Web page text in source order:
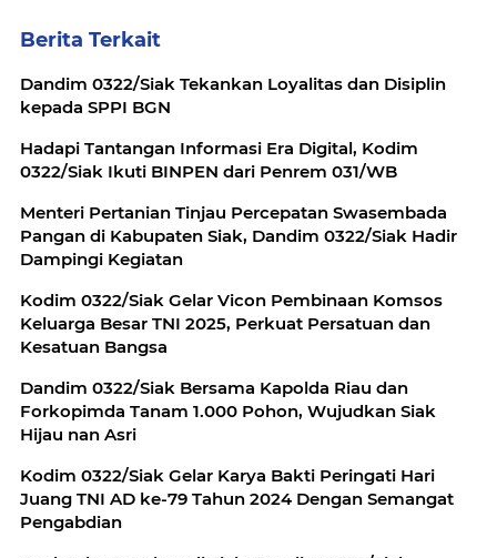
Berita Terkait
Dandim 0322/Siak Tekankan Loyalitas dan Disiplin
kepada SPPI BGN
Hadapi Tantangan Informasi Era Digital, Kodim
0322/Siak Ikuti BINPEN dari Penrem 031/WB
Menteri Pertanian Tinjau Percepatan Swasembada
Pangan di Kabupaten Siak, Dandim 0322/Siak Hadir
Dampingi Kegiatan
Kodim 0322/Siak Gelar Vicon Pembinaan Komsos
Keluarga Besar TNI 2025, Perkuat Persatuan dan
Kesatuan Bangsa
Dandim 0322/Siak Bersama Kapolda Riau dan
Forkopimda Tanam 1.000 Pohon, Wujudkan Siak
Hijau nan Asri
Kodim 0322/Siak Gelar Karya Bakti Peringati Hari
Juang TNI AD ke-79 Tahun 2024 Dengan Semangat
Pengabdian